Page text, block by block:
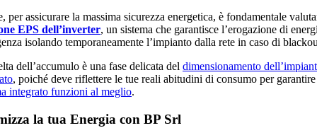
per assicurare la massima sicurezza energetica, è fondamentale
EPS dell’inverter, un sistema che garantisce l’erogazione di
isolando temporaneamente l’impianto dalla rete in caso di
dell’accumulo è una fase delicata del dimensionamento
, poiché deve riflettere le tue reali abitudini di consumo per
integrato funzioni al meglio.
la tua Energia con BP Srl